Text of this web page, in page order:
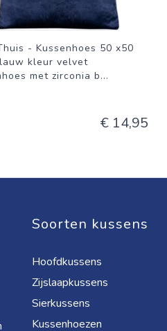
- Kussenhoes 50 x50
kleur velvet
met zirconia b...
€ 14,95
Soorten kussens
Hoofdkussens
Zijslaapkussens
Sierkussens
Kussenhoezen